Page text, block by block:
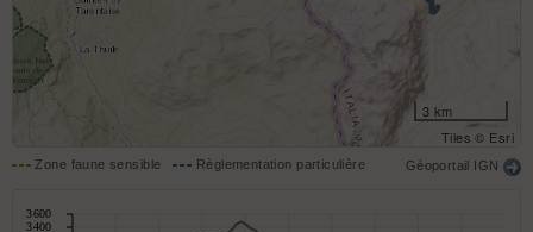
3 km
Tiles © Esri
Zone faune sensible Règlementation particulière Géoportail IGN